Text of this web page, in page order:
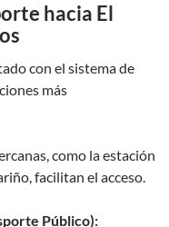
hacia El
con el sistema de
más
como la estación
facilitan el acceso.
Público):